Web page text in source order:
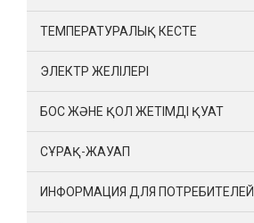
ТЕМПЕРАТУРАЛЫҚ КЕСТЕ
ЭЛЕКТР ЖЕЛІЛЕРІ
БОС ЖӘНЕ ҚОЛ ЖЕТІМДІ ҚУАТ
СҰРАҚ-ЖАУАП
ИНФОРМАЦИЯ ДЛЯ ПОТРЕБИТЕЛЕЙ